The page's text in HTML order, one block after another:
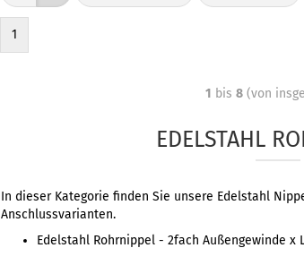
1
1 bis8 (von
EDELSTAHL
In dieser Kategorie finden Sie unsere Edelstahl
Anschlussvarianten.
Edelstahl Rohrnippel - 2fach Außengewinde x